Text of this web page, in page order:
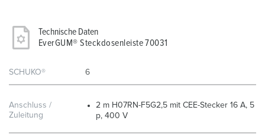
Technische Daten
EverGUM® Steckdosenleiste 70031
SCHUKO® 6
Anschluss /
Zuleitung
2 m H07RN-F5G2,5 mit CEE-Stecker 16 A, 5
p, 400 V